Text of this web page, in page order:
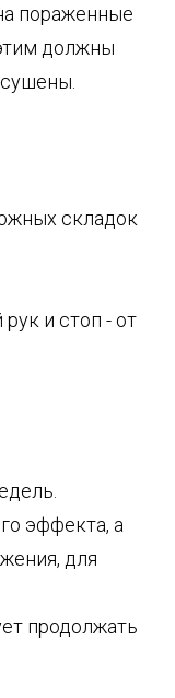
пораженные
должны
складок
и стоп - от
эффекта, а
для
продолжать